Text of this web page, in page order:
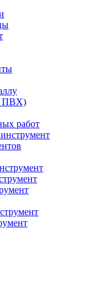
ПВХ)
работ